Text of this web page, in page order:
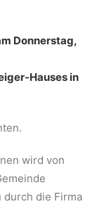
Donnerstag,
Hauses in
wird von
durch die Firma